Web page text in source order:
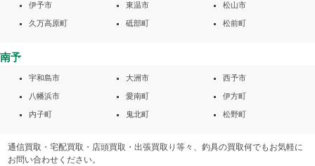
伊予市 東温市 松山市
久万高原町 砥部町 松前町
南予
宇和島市 大洲市 西予市
八幡浜市 愛南町 伊方町
内子町 鬼北町 松野町
通信買取・宅配買取・店頭買取・出張買取り等々、釣具の買取何でもお気軽に
お問い合わせください。